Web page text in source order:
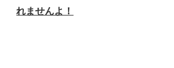
れませんよ！